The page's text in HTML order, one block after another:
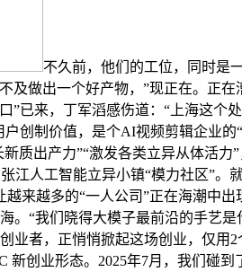
不久前，他们的工位，同时是
做出一个好产物，”现正在。正
已来，丁军滔感伤道：“上海这
创制价值，是个AI视频剪辑企业
质出产力”“激发各类立异从体活
人工智能立异小镇“模力社区”
越来越多的“一人公司”正在海潮
“我们晓得大模子最前沿的手艺
者，正悄悄掀起这场创业，仅用
创业形态。2025年7月，我们碰